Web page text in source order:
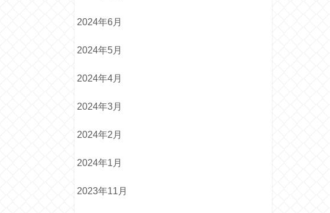
2024年6月
2024年5月
2024年4月
2024年3月
2024年2月
2024年1月
2023年11月